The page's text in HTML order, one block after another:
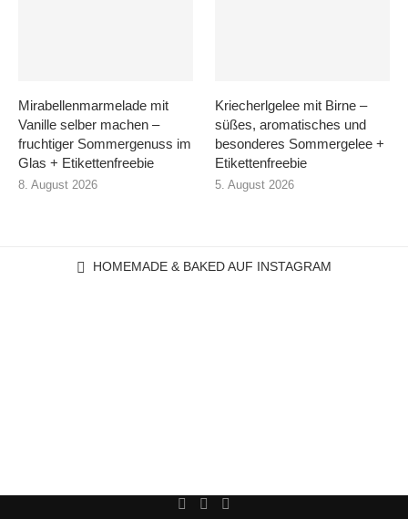
Mirabellenmarmelade mit
Vanille selber machen –
fruchtiger Sommergenuss im
Glas + Etikettenfreebie
8. August 2026
Kriecherlgelee mit Birne –
süßes, aromatisches und
besonderes Sommergelee +
Etikettenfreebie
5. August 2026
HOMEMADE & BAKED AUF INSTAGRAM